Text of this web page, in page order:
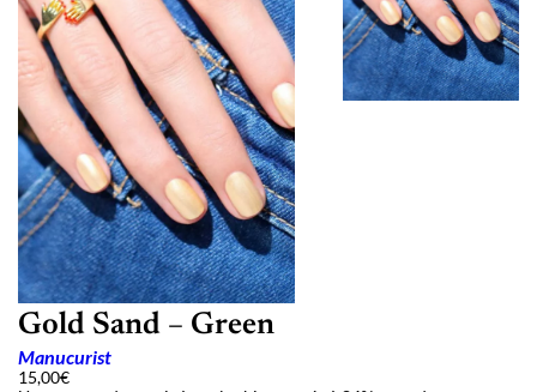
Gold Sand – Green
Manucurist
15,00€